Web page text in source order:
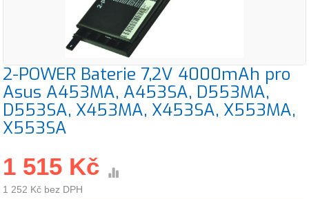
2-POWER Baterie 7,2V 4000mAh pro
Asus A453MA, A453SA, D553MA,
D553SA, X453MA, X453SA, X553MA,
X553SA
1 515 Kč
1 252 Kč bez DPH